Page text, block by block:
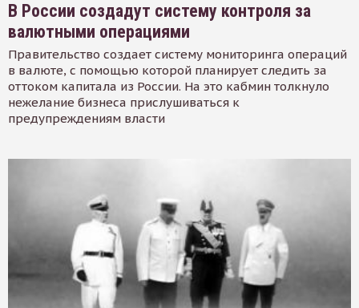
В России создадут систему контроля за
валютными операциями
Правительство создает систему мониторинга операций
в валюте, с помощью которой планирует следить за
оттоком капитала из России. На это кабмин толкнуло
нежелание бизнеса прислушиваться к
предупреждениям власти